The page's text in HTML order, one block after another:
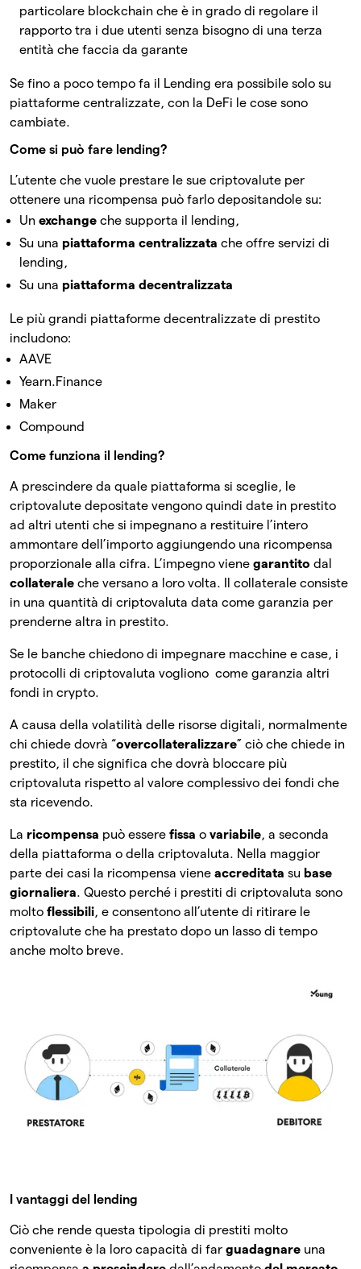
particolare blockchain che è in grado di regolare il
rapporto tra i due utenti senza bisogno di una terza
entità che faccia da garante
Se fino a poco tempo fa il Lending era possibile solo su
piattaforme centralizzate, con la DeFi le cose sono
cambiate.
Come si può fare lending?
L’utente che vuole prestare le sue criptovalute per
ottenere una ricompensa può farlo depositandole su:
Un exchange che supporta il lending,
Su una piattaforma centralizzata che offre servizi di
lending,
Su una piattaforma decentralizzata
Le più grandi piattaforme decentralizzate di prestito
includono:
AAVE
Yearn.Finance
Maker
Compound
Come funziona il lending?
A prescindere da quale piattaforma si sceglie, le
criptovalute depositate vengono quindi date in prestito
ad altri utenti che si impegnano a restituire l’intero
ammontare dell’importo aggiungendo una ricompensa
proporzionale alla cifra. L’impegno viene garantito dal
collaterale che versano a loro volta. Il collaterale consiste
in una quantità di criptovaluta data come garanzia per
prenderne altra in prestito.
Se le banche chiedono di impegnare macchine e case, i
protocolli di criptovaluta vogliono come garanzia altri
fondi in crypto.
A causa della volatilità delle risorse digitali, normalmente
chi chiede dovrà “overcollateralizzare” ciò che chiede in
prestito, il che significa che dovrà bloccare più
criptovaluta rispetto al valore complessivo dei fondi che
sta ricevendo.
La ricompensa può essere fissa o variabile, a seconda
della piattaforma o della criptovaluta. Nella maggior
parte dei casi la ricompensa viene accreditata su base
giornaliera. Questo perché i prestiti di criptovaluta sono
molto flessibili, e consentono all’utente di ritirare le
criptovalute che ha prestato dopo un lasso di tempo
anche molto breve.
I vantaggi del lending
Ciò che rende questa tipologia di prestiti molto
conveniente è la loro capacità di far guadagnare una